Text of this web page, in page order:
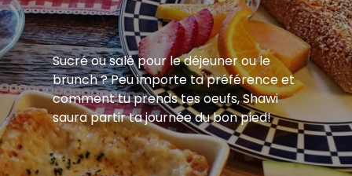
Sucré ou salé pour le déjeuner ou le
brunch ? Peu importe ta préférence et
comment tu prends tes oeufs, Shawi
saura partir ta journée du bon pied!